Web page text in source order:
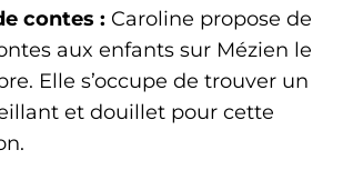
contes : Caroline propose de
aux enfants sur Mézien le
Elle s’occupe de trouver un
et douillet pour cette